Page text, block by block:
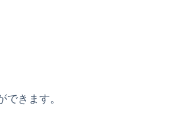
きます。